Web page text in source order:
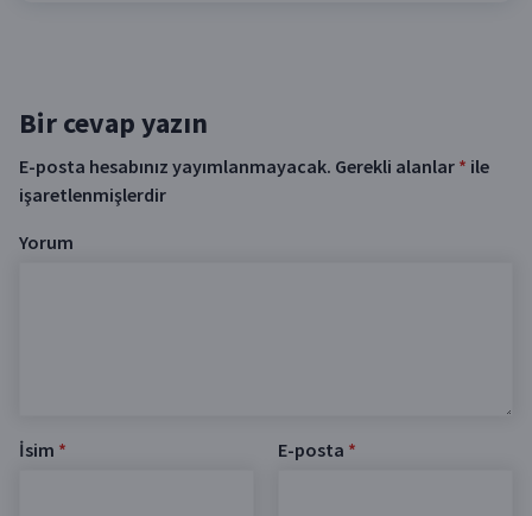
Bir cevap yazın
E-posta hesabınız yayımlanmayacak. Gerekli alanlar * ile
işaretlenmişlerdir
Yorum
İsim * E-posta *